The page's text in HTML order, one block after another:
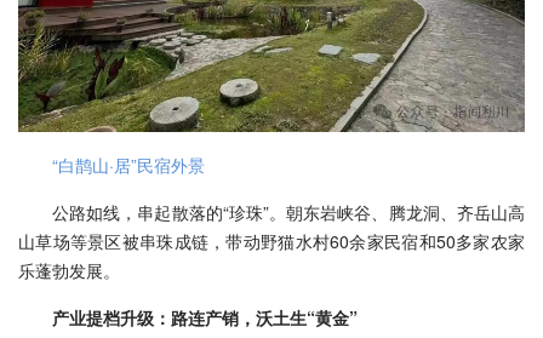
“白鹊山·居”民宿外景
公路如线，串起散落的“珍珠”。朝东岩峡谷、腾龙洞、齐岳山高
山草场等景区被串珠成链，带动野猫水村60余家民宿和50多家农家
乐蓬勃发展。
产业提档升级：路连产销，沃土生“黄金”